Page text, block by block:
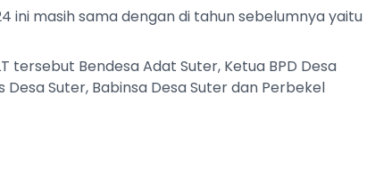
ini masih sama dengan di tahun sebelumnya yaitu
tersebut Bendesa Adat Suter, Ketua BPD Desa
Suter, Babinsa Desa Suter dan Perbekel